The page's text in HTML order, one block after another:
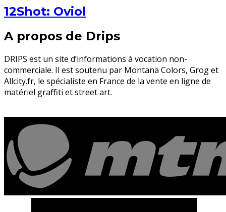
12Shot: Oviol
A propos de Drips
DRIPS est un site d’informations à vocation non-
commerciale. Il est soutenu par Montana Colors, Grog et
Allcity.fr, le spécialiste en France de la vente en ligne de
matériel graffiti et street art.